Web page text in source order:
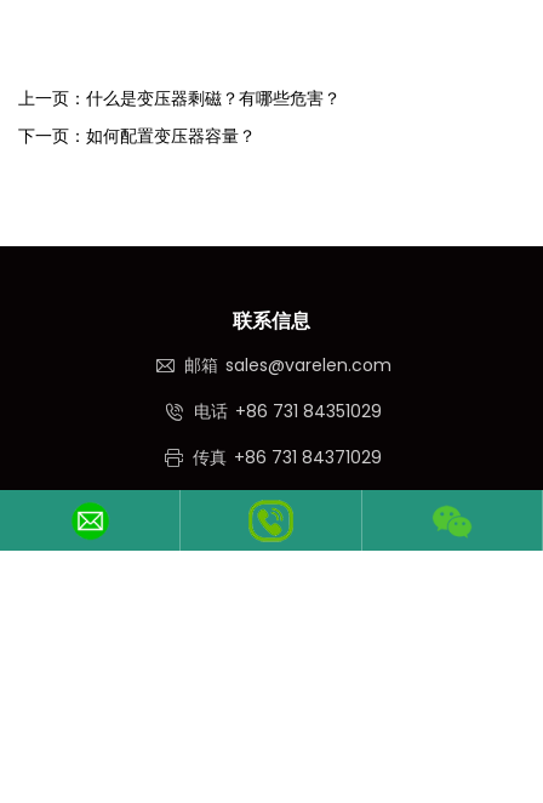
上一页：什么是变压器剩磁？有哪些危害？
下一页：如何配置变压器容量？
联系信息
邮箱 sales@varelen.com
电话 +86 731 84351029
传真 +86 731 84371029
手机/ 微信 +86 19373185639